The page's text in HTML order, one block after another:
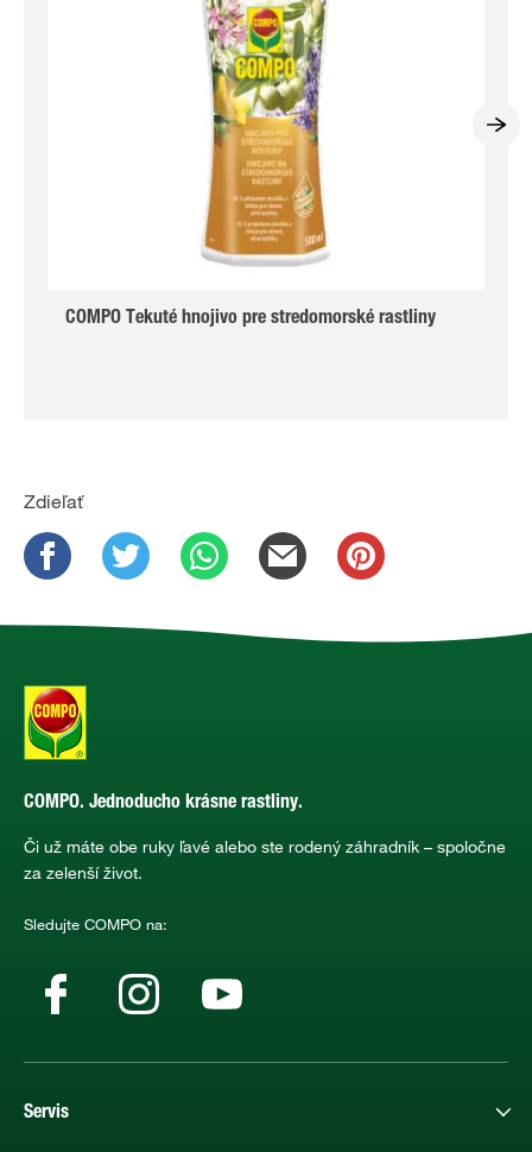
COMPO Tekuté hnojivo pre stredomorské rastliny
Zdieľať
COMPO. Jednoducho krásne rastliny.
Či už máte obe ruky ľavé alebo ste rodený záhradník – spoločne
za zelenší život.
Sledujte COMPO na:
Servis